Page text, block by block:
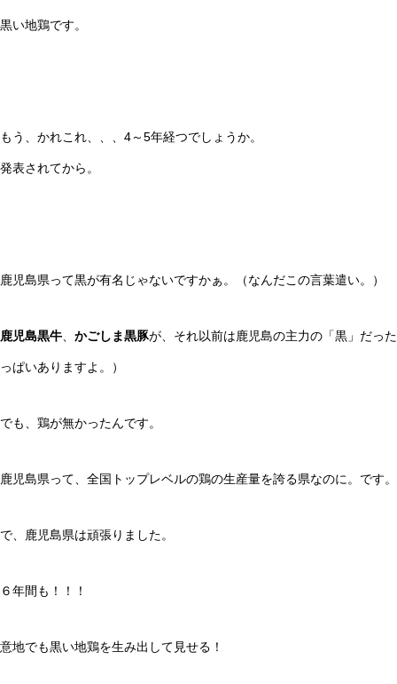
黒い地鶏です。
もう、かれこれ、、、4～5年経つでしょうか。
発表されてから。
鹿児島県って黒が有名じゃないですかぁ。（なんだこの言葉遣い。）
鹿児島黒牛 かごしま黒豚が、それ以前は鹿児島の主力の「黒」だっ
っぱいありますよ。）
でも、鶏が無かったんです。
鹿児島県って、全国トップレベルの鶏の生産量を誇る県なのに。です。
で、鹿児島県は頑張りました。
６年間も！！！
意地でも黒い地鶏を生み出して見せる！